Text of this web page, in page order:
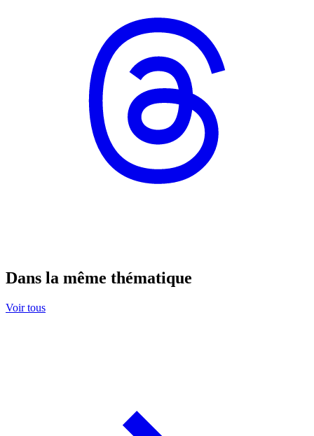
Dans la même thématique
Voir tous